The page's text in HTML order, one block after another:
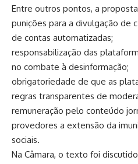
Entre outros pontos, a
punições para a divulgação de
de contas automatizadas;
responsabilização das
no combate à desinformação;
obrigatoriedade de que as
regras transparentes de
remuneração pelo conteúdo
provedores a extensão da
sociais.
Na Câmara, o texto foi